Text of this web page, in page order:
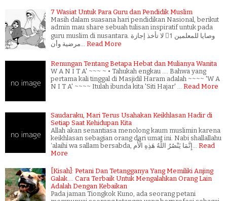
7 Wasiat Untuk Para Guru dan Pendidik Muslim
Masih dalam suasana hari pendidikan Nasional, berikut
admin mau share sebuah tulisan inspiratif untuk pada
guru muslim di nusantara. وصايا للمعلمين 1⃣ لا تأخذ إجازة
Read More
Renungan Tentang Betapa Hebat dan Mulianya Wanita
W A N I T A' ~~~ ~ • Tahukah engkau .... Bahwa yang
pertama kali tinggal di Masjidil Haram adalah ~~~~ 'W A
N I T A' ~~~~ Itulah ibunda kita 'Siti Hajar' …
Read More
Saudaraku, Mari Terus Usahakan Keikhlasan Hadir di
Setiap Saat Kehidupan Kita
Allah akan senantiasa menolong kaum muslimin karena
keikhlasan sebagian orang dari umat ini. Nabi shallallahu
Read
More
[Kisah]: Petani Dan Tetangganya Yang Memiliki Anjing
Galak.... Cara Terbaik Untuk Mengalahkan Orang Lain
Adalah Dengan Kebaikan
Pada jaman Tiongkok Kuno, ada seorang petani